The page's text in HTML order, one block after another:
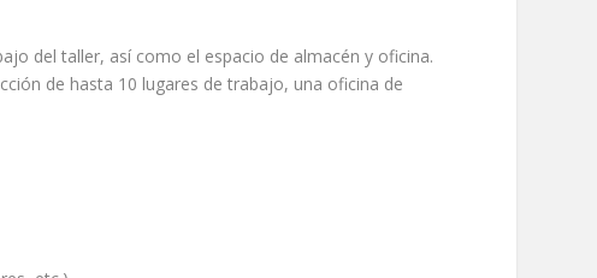
del taller, así como el espacio de almacén y oficina.
de hasta 10 lugares de trabajo, una oficina de